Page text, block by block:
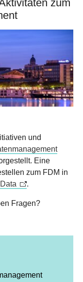
zum
und
Eine
zum FDM in
.
Fragen?